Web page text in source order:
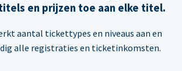
en prijzen toe aan elke titel.
aantal tickettypes en niveaus aan en
alle registraties en ticketinkomsten.